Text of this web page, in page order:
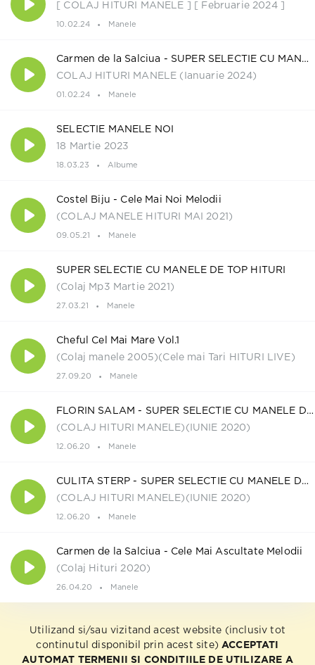
[ COLAJ HITURI MANELE ] [ Februarie 2024 ]
10.02.24 Manele
Carmen de la Salciua - SUPER SELECTIE CU MANELE DE TOP
COLAJ HITURI MANELE (Ianuarie 2024)
01.02.24 Manele
SELECTIE MANELE NOI
18 Martie 2023
18.03.23 Albume
Costel Biju - Cele Mai Noi Melodii
(COLAJ MANELE HITURI MAI 2021)
09.05.21 Manele
SUPER SELECTIE CU MANELE DE TOP HITURI
(Colaj Mp3 Martie 2021)
27.03.21 Manele
Cheful Cel Mai Mare Vol.1
(Colaj manele 2005)(Cele mai Tari HITURI LIVE)
27.09.20 Manele
FLORIN SALAM - SUPER SELECTIE CU MANELE DE TOP
(COLAJ HITURI MANELE)(IUNIE 2020)
12.06.20 Manele
CULITA STERP - SUPER SELECTIE CU MANELE DE TOP
(COLAJ HITURI MANELE)(IUNIE 2020)
12.06.20 Manele
Carmen de la Salciua - Cele Mai Ascultate Melodii
(Colaj Hituri 2020)
26.04.20 Manele
Utilizand si/sau vizitand acest website (inclusiv tot
continutul disponibil prin acest site) ACCEPTATI
AUTOMAT TERMENII SI CONDITIILE DE UTILIZARE A